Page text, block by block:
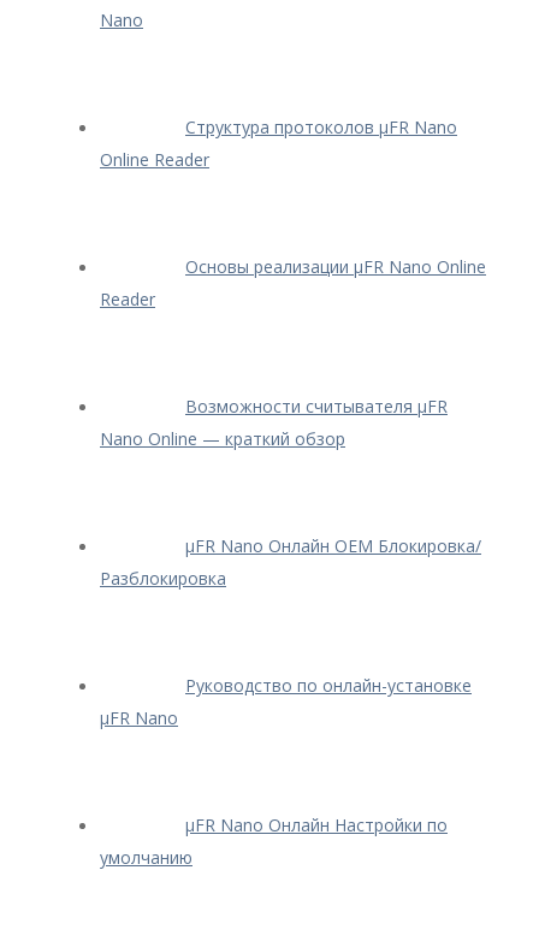
Nano
Структура протоколов μFR Nano
Online Reader
Основы реализации μFR Nano Online
Reader
Возможности считывателя μFR
Nano Online — краткий обзор
μFR Nano Онлайн OEM Блокировка/
Разблокировка
Руководство по онлайн-установке
μFR Nano
μFR Nano Онлайн Настройки по
умолчанию